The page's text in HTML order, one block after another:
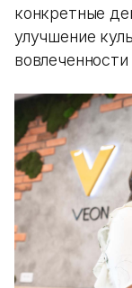
конкретные
улучшение